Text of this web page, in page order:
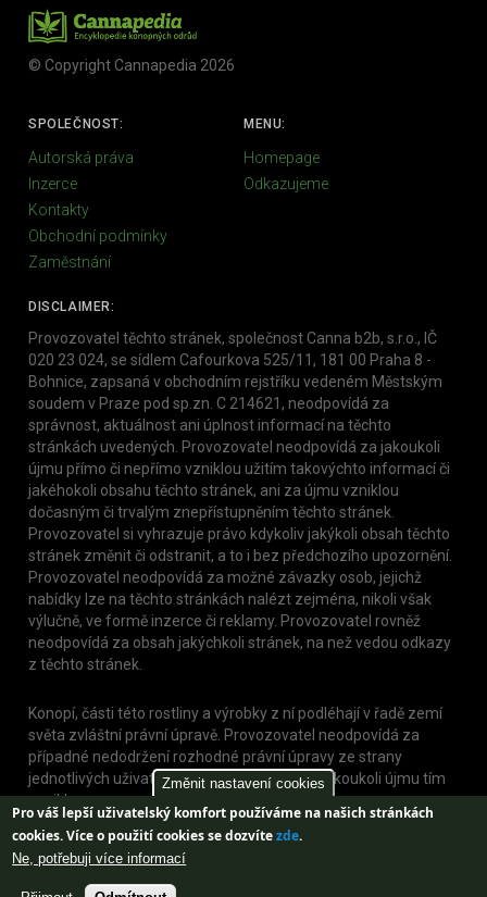
Změnit nastavení cookies
Pro váš lepší uživatelský komfort používáme na našich stránkách
cookies.Více o použití cookies se dozvítezde.
Ne, potřebuji více informací
© Copyright Cannapedia 2026
SPOLEČNOST:
Autorská práva
Inzerce
Kontakty
Obchodní podmínky
Zaměstnání
MENU:
Homepage
Odkazujeme
DISCLAIMER:
Provozovatel těchto stránek, společnost Canna b2b, s.r.o., IČ
020 23 024, se sídlem Cafourkova 525/11, 181 00 Praha 8 -
Bohnice, zapsaná v obchodním rejstříku vedeném Městským
soudem v Praze pod sp.zn. C 214621, neodpovídá za
správnost, aktuálnost ani úplnost informací na těchto
stránkách uvedených. Provozovatel neodpovídá za jakoukoli
újmu přímo či nepřímo vzniklou užitím takovýchto informací či
jakéhokoli obsahu těchto stránek, ani za újmu vzniklou
dočasným či trvalým znepřístupněním těchto stránek.
Provozovatel si vyhrazuje právo kdykoliv jakýkoli obsah těchto
stránek změnit či odstranit, a to i bez předchozího upozornění.
Provozovatel neodpovídá za možné závazky osob, jejichž
nabídky lze na těchto stránkách nalézt zejména, nikoli však
výlučně, ve formě inzerce či reklamy. Provozovatel rovněž
neodpovídá za obsah jakýchkoli stránek, na než vedou odkazy
z těchto stránek.
Konopí, části této rostliny a výrobky z ní podléhají v řadě zemí
světa zvláštní právní úpravě. Provozovatel neodpovídá za
případné nedodržení rozhodné právní úpravy ze strany
jednotlivých uživatelů těchto stránek, nebo jakoukoli újmu tím
vzniklou.